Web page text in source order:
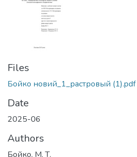
Files
Бойко новий_1_растровый (1).pdf
Date
2025-06
Authors
Бойко, М. Т.